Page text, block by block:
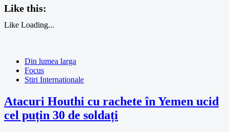
Like this:
Like Loading...
Din lumea larga
Focus
Stiri Internationale
Atacuri Houthi cu rachete în Yemen ucid
cel puțin 30 de soldați